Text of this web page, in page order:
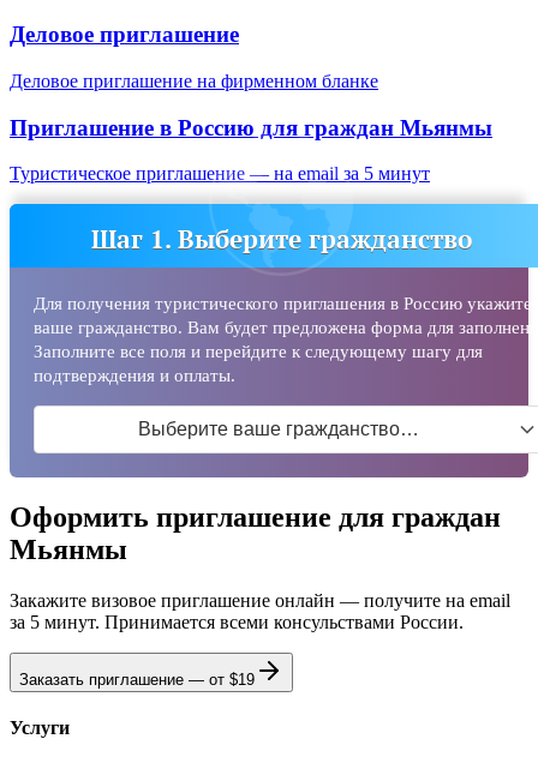
Деловое приглашение
Деловое приглашение на фирменном бланке
Приглашение в Россию для граждан Мьянмы
Туристическое приглашение — на email за 5 минут
Шаг 1. Выберите гражданство
Для получения туристического приглашения в Россию укажите
ваше гражданство. Вам будет предложена форма для
Заполните все поля и перейдите к следующему шагу для
подтверждения и оплаты.
Выберите ваше гражданство…
Оформить приглашение для граждан
Мьянмы
Закажите визовое приглашение онлайн — получите на email
за 5 минут. Принимается всеми консульствами России.
Заказать приглашение — от $19
Услуги